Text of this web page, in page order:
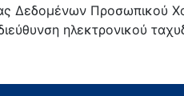
Δεδομένων Προσωπικού
ηλεκτρονικού